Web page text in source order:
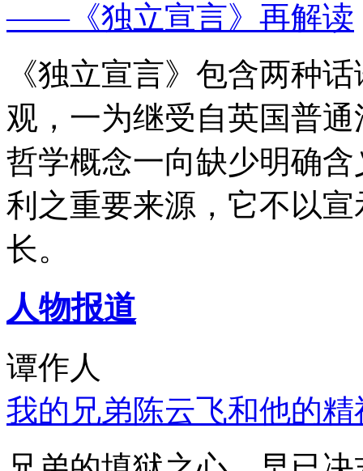
——《独立宣言》再解读
《独立宣言》包含两种
观，一为继受自英国普
哲学概念一向缺少明确
利之重要来源，它不以
长。
人物报道
谭作人
我的兄弟陈云飞和他的